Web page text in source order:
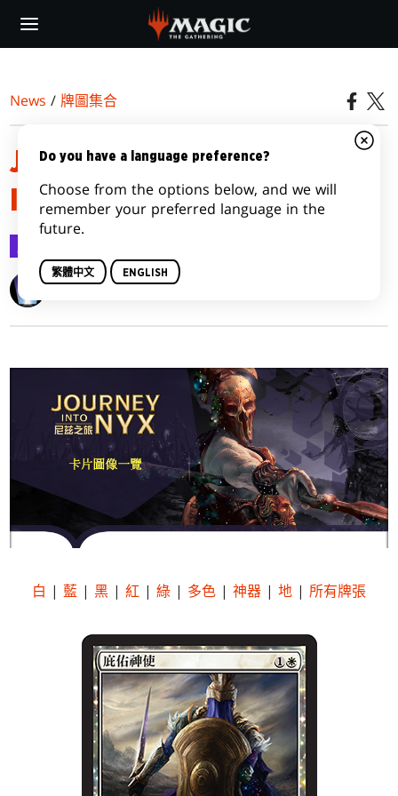
main
News / 牌圖集合
JOURNEY INTO NYX CARD
IMAGE GALLERY
Wizards of the Coast
白 | 藍 | 黑 | 紅 | 綠 | 多色 | 神器 | 地 | 所有牌張
Do you have a language preference?
Choose from the options below, and we will
remember your preferred language in the
future.
繁體中文 ENGLISH